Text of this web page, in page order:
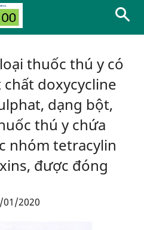
thuốc thú y có
doxycycline
dạng bột,
thú y chứa
nhóm tetracylin
được đóng
01/2020